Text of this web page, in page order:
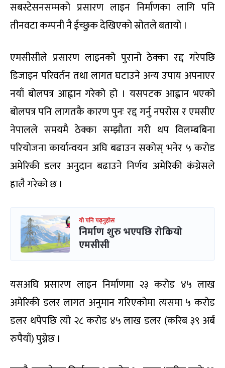
सबस्टेसनसम्मको प्रसारण लाइन निर्माणका लागि पनि
तीनवटा कम्पनी नै ईच्छुक देखिएको स्रोतले बतायो ।
एमसीसीले प्रसारण लाइनको पुरानो ठेक्का रद्द गरेपछि
डिजाइन परिवर्तन तथा लागत घटाउने अन्य उपाय अपनाएर
नयाँ बोलपत्र आह्वान गरेको हो । यसपटक आह्वान भएको
बोलपत्र पनि लागतकै कारण पुनः रद्द गर्नु नपरोस र एमसीए
नेपालले समयमै ठेक्का सम्झौता गरी थप विलम्बबिना
परियोजना कार्यान्वयन अघि बढाउन सकोस् भनेर ५ करोड
अमेरिकी डलर अनुदान बढाउने निर्णय अमेरिकी कंग्रेसले
हालै गरेको छ ।
यो पनि पढ्नुहोस
निर्माण शुरु भएपछि रोकियो
एमसीसी
यसअघि प्रसारण लाइन निर्माणमा २३ करोड ४५ लाख
अमेरिकी डलर लागत अनुमान गरिएकोमा त्यसमा ५ करोड
डलर थपेपछि त्यो २८ करोड ४५ लाख डलर (करिब ३९ अर्ब
रुपैयाँ) पुग्नेछ ।